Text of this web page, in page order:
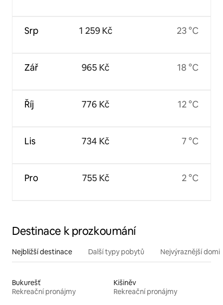
Srp
Zář
Říj
Lis
Pro
1 259 Kč
965 Kč
776 Kč
734 Kč
755 Kč
23 °C
18 °C
12 °C
7 °C
2 °C
Destinace k prozkoumání
Nejbližší destinace Další typy pobytů Nejvýraznější
Bukurešť
Rekreační pronájmy
Kišiněv
Rekreační pronájmy